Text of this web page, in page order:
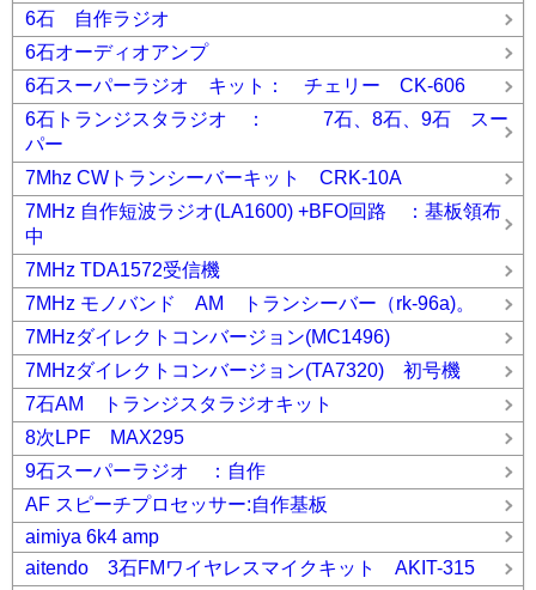
6石 自作ラジオ
6石オーディオアンプ
6石スーパーラジオ キット： チェリー CK-606
6石トランジスタラジオ ： 7石、8石、9石 スー
パー
7Mhz CWトランシーバーキット CRK-10A
7MHz 自作短波ラジオ(LA1600) +BFO回路 ：基板領布
中
7MHz TDA1572受信機
7MHz モノバンド AM トランシーバー（rk-96a)。
7MHzダイレクトコンバージョン(MC1496)
7MHzダイレクトコンバージョン(TA7320) 初号機
7石AM トランジスタラジオキット
8次LPF MAX295
9石スーパーラジオ ：自作
AF スピーチプロセッサー:自作基板
aimiya 6k4 amp
aitendo 3石FMワイヤレスマイクキット AKIT-315